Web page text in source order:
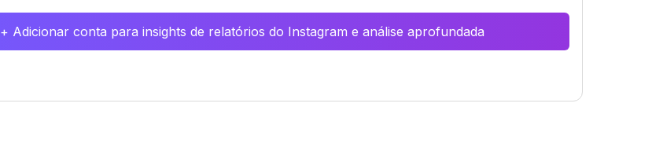
+ Adicionar conta para insights de relatórios do Instagram e análise aprofundada